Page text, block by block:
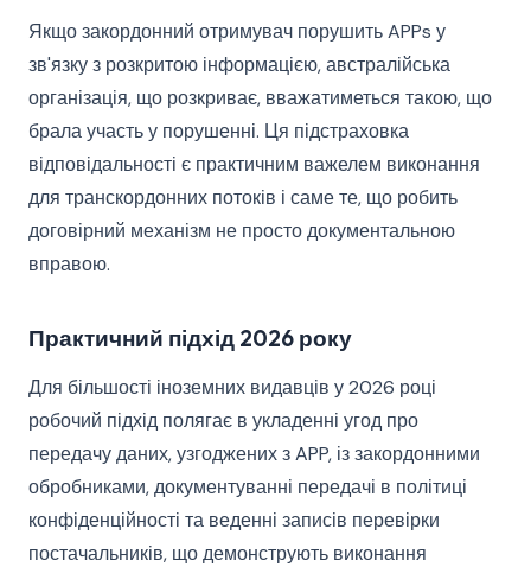
Якщо закордонний отримувач порушить APPs у
зв'язку з розкритою інформацією, австралійська
організація, що розкриває, вважатиметься такою, що
брала участь у порушенні. Ця підстраховка
відповідальності є практичним важелем виконання
для транскордонних потоків і саме те, що робить
договірний механізм не просто документальною
вправою.
Практичний підхід 2026 року
Для більшості іноземних видавців у 2026 році
робочий підхід полягає в укладенні угод про
передачу даних, узгоджених з APP, із закордонними
обробниками, документуванні передачі в політиці
конфіденційності та веденні записів перевірки
постачальників, що демонструють виконання